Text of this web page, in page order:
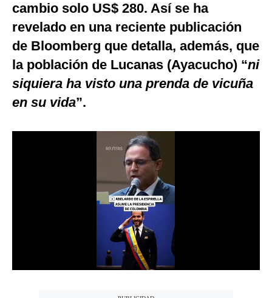
G de Gestión
Notas Contratadas
Podcast
Gestión TV
cambio solo US$ 280. Así se ha
revelado en una reciente publicación
de Bloomberg que detalla, además, que
la población de Lucanas (Ayacucho) “ni
siquiera ha visto una prenda de vicuña
en su vida”.